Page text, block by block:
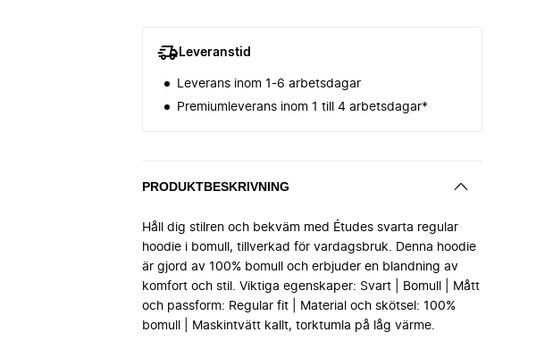
Leveranstid
Leverans inom 1-6 arbetsdagar
Premiumleverans inom 1 till 4 arbetsdagar*
PRODUKTBESKRIVNING
Håll dig stilren och bekväm med Études svarta regular
hoodie i bomull, tillverkad för vardagsbruk. Denna hoodie
är gjord av 100% bomull och erbjuder en blandning av
komfort och stil. Viktiga egenskaper: Svart | Bomull | Mått
och passform: Regular fit | Material och skötsel: 100%
bomull | Maskintvätt kallt, torktumla på låg värme.